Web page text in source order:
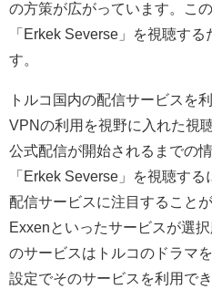
の方策が広がっています。こ
「Erkek Severse」を視聴す
す。
トルコ国内の配信サービスを
VPNの利用を視野に入れた視
公式配信が開始されるまでの
「Erkek Severse」を視聴す
配信サービスに注目すること
Exxenといったサービスが選
のサービスはトルコのドラマ
設定でそのサービスを利用で